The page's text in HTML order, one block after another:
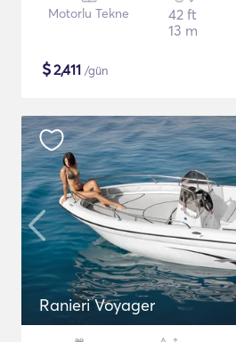
Motorlu Tekne
42 ft
13 m
$2,411 /gün
Ranieri Voyager